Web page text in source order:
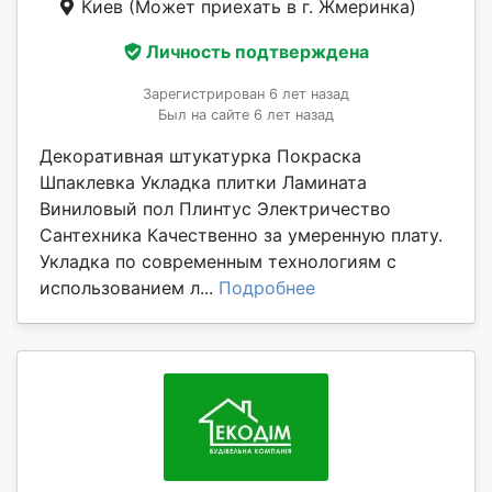
Киев (Может приехать в г. Жмеринка)
Личность подтверждена
Зарегистрирован 6 лет назад
Был на сайте 6 лет назад
Декоративная штукатурка Покраска
Шпаклевка Укладка плитки Ламината
Виниловый пол Плинтус Электричество
Сантехника Качественно за умеренную плату.
Укладка по современным технологиям с
использованием л... Подробнее